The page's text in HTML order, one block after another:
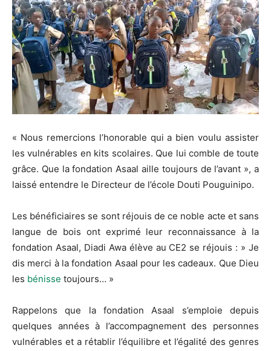
« Nous remercions l’honorable qui a bien voulu assister
les vulnérables en kits scolaires. Que lui comble de toute
grâce. Que la fondation Asaal aille toujours de l’avant », a
laissé entendre le Directeur de l’école Douti Pouguinipo.
Les bénéficiaires se sont réjouis de ce noble acte et sans
langue de bois ont exprimé leur reconnaissance à la
fondation Asaal, Diadi Awa élève au CE2 se réjouis : » Je
dis merci à la fondation Asaal pour les cadeaux. Que Dieu
les bénisse toujours… »
Rappelons que la fondation Asaal s’emploie depuis
quelques années à l’accompagnement des personnes
vulnérables et a rétablir l’équilibre et l’égalité des genres